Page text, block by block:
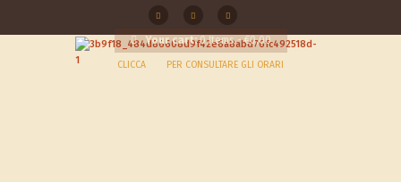
Your cart: 0 Items-€0,00
CLICCA PER CONSULTARE GLI ORARI